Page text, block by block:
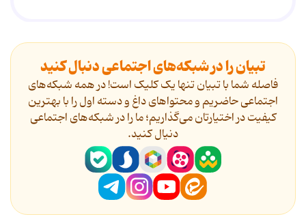
تبیان را در شبکه‌های اجتماعی دنبال کنید
فاصله شما با تبیان تنها یک کلیک است! در همه شبکه‌های
اجتماعی حاضریم و محتواهای داغ و دسته اول را با بهترین
کیفیت در اختیارتان می‌گذاریم؛ ما را در شبکه‌های اجتماعی
دنیال کنید.